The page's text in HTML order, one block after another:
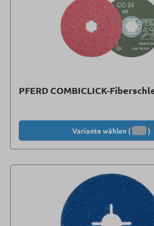
PFERD COMBICLICK-
Variante wählen ( )